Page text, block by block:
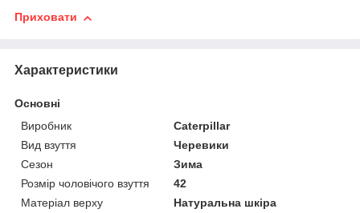
Приховати
Характеристики
Основні
Виробник
Caterpillar
Вид взуття
Черевики
Сезон
Зима
Розмір чоловічого взуття
42
Матеріал верху
Натуральна шкіра